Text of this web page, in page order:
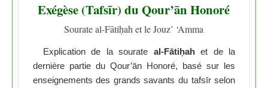
Exégèse (Tafsīr) du Qour’ān Honoré
Sourate al-Fātiḥah et le Jouz’ ‘Amma
Explication de la sourate al-Fātiḥahet de la
dernière partie du Qour’ān Honoré, basé sur les
enseignements des grands savants du tafsīr selon